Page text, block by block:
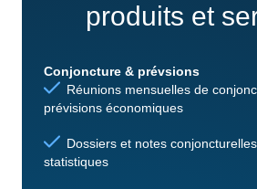
produits et
Conjoncture & prévsions
Réunions mensuelles de
prévisions économiques
Dossiers et notes
statistiques